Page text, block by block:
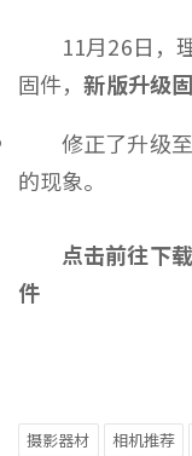
11月26日，
固件，新版升级
修正了升级
的现象。
点击前往下
件
摄影器材 相机推荐